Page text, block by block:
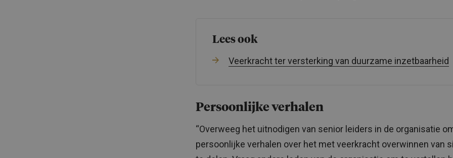
Lees ook
Veerkracht ter versterking van duurzame inzetbaarheid
Persoonlijke verhalen
“Overweeg het uitnodigen van senior leiders in de organisatie
persoonlijke verhalen over het met veerkracht overwinnen van